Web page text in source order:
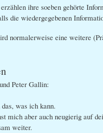
ihre soeben gehörte
die wiedergegebenen
normalerweise eine weitere
Peter Gallin:
was ich kann.
mich aber auch neugierig auf
weiter.